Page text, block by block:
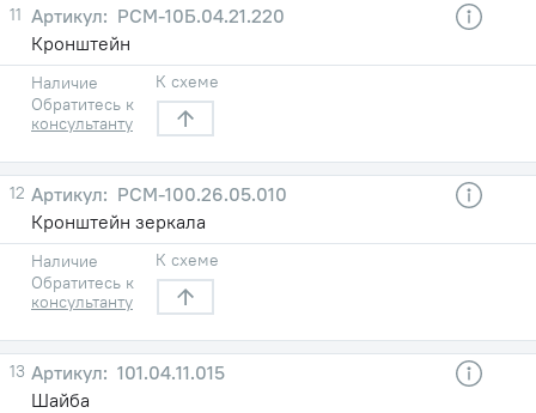
11
РСМ-10Б.04.21.220
Кронштейн
Наличие
Обратитесь к
консультанту
К схеме
12
РСМ-100.26.05.010
Кронштейн зеркала
Наличие
Обратитесь к
консультанту
К схеме
13
101.04.11.015
Шайба